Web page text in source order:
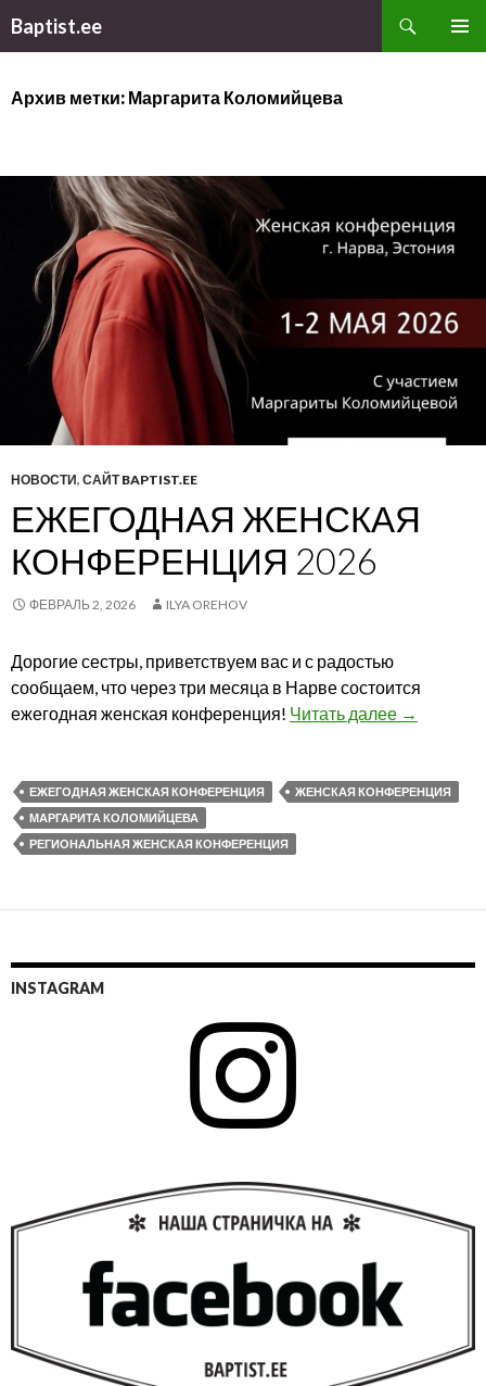
Baptist.ee
СОДЕРЖИМОМУ
Архив метки: Маргарита Коломийцева
НОВОСТИ, САЙТ BAPTIST.EE
ЕЖЕГОДНАЯ ЖЕНСКАЯ
КОНФЕРЕНЦИЯ 2026
ФЕВРАЛЬ 2, 2026 ILYA OREHOV
Дорогие сестры, приветствуем вас и с радостью
сообщаем, что через три месяца в Нарве состоится
ежегодная женская конференция! Читать далее →
ЕЖЕГОДНАЯ ЖЕНСКАЯ КОНФЕРЕНЦИЯ
ЖЕНСКАЯ КОНФЕРЕНЦИЯ
МАРГАРИТА КОЛОМИЙЦЕВА
РЕГИОНАЛЬНАЯ ЖЕНСКАЯ КОНФЕРЕНЦИЯ
INSTAGRAM